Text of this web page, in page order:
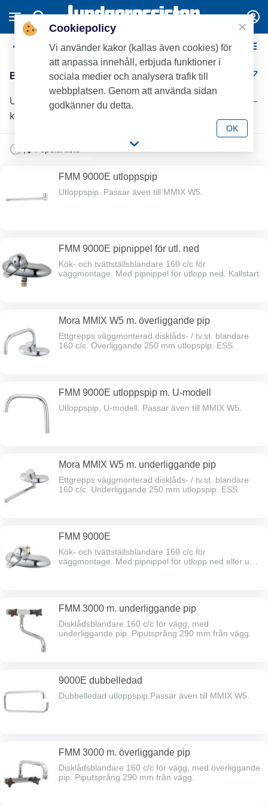
Blandare för Väggmontage
Blandare för Väggmontage (9)
Upptäck blandare för väggmontage hos Lundagrossisten –
kvalitet för professionella installationer.
FMM 9000E utloppspip
Utloppspip. Passar även till MMIX W5.
FMM 9000E pipnippel för utl. ned
Kök- och tvättställsblandare 160 c/c för
väggmontage. Med pipnippel för utlopp ned. Kallstart.
Mora MMIX W5 m. överliggande pip
Ettgrepps väggmonterad disklåds- / tv.st. blandare
160 c/c. Överliggande 250 mm utlopspip. ESS.
FMM 9000E utloppspip m. U-modell
Utloppspip, U-modell. Passar även till MMIX W5.
Mora MMIX W5 m. underliggande pip
Ettgrepps väggmonterad disklåds- / tv.st. blandare
160 c/c. Underliggande 250 mm utlopspip. ESS.
FMM 9000E
Kök- och tvättställsblandare 160 c/c för
väggmontage. Med pipnippel för utlopp ned eller upp,
FMM 3000 m. underliggande pip
Disklådsblandare 160 c/c för vägg, med
underliggande pip. Piputsprång 290 mm från vägg.
9000E dubbelledad
Dubbelledad utloppspip.Passar även till MMIX W5.
FMM 3000 m. överliggande pip
Disklådsblandare 160 c/c för vägg, med överliggande
pip. Piputsprång 290 mm från vägg.
Cookiepolicy
Vi använder kakor (kallas även cookies) för
att anpassa innehåll, erbjuda funktioner i
sociala medier och analysera trafik till
webbplatsen. Genom att använda sidan
godkänner du detta.
OK